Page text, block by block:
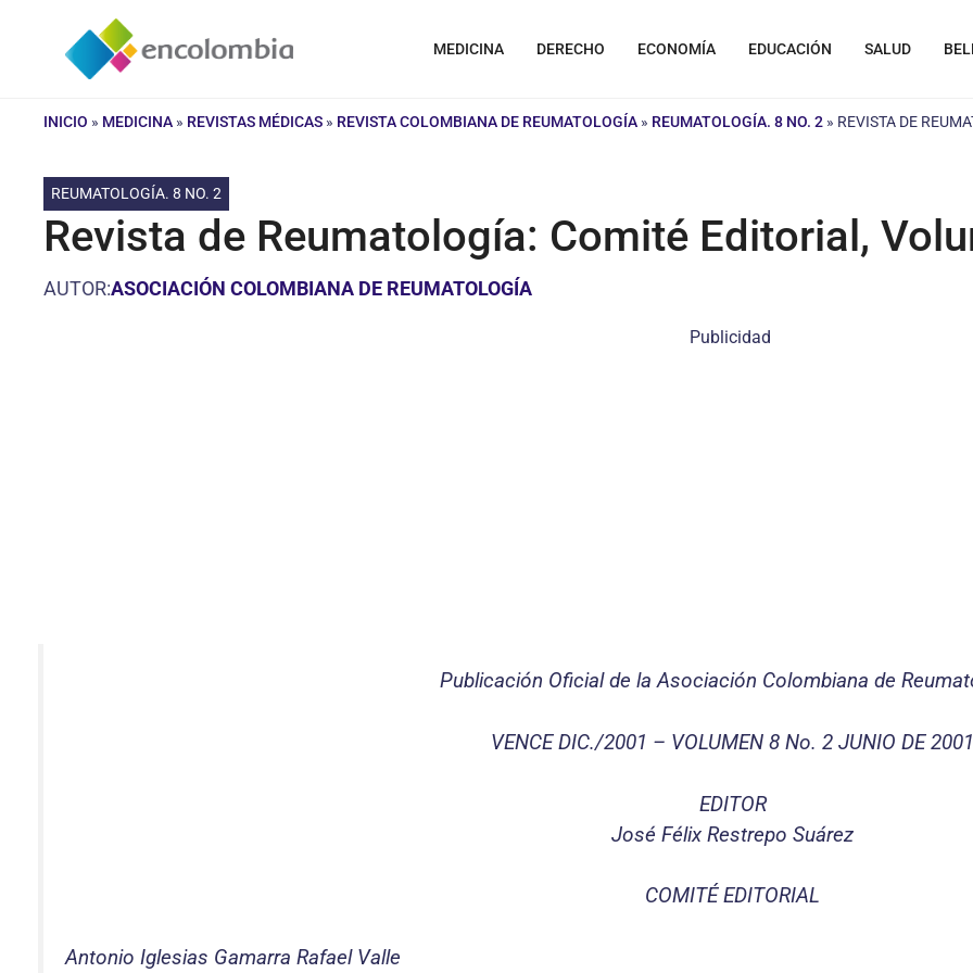
contenido
MEDICINA DERECHO ECONOMÍA EDUCACIÓN SALUD
INICIO » MEDICINA » REVISTAS MÉDICAS » REVISTA COLOMBIANA DE REUMATOLOGÍA » REUMATOLOGÍA. 8 NO. 2 » REVISTA DE
REUMATOLOGÍA. 8 NO. 2
Revista de Reumatología: Comité Editorial,
AUTOR:ASOCIACIÓN COLOMBIANA DE REUMATOLOGÍA
Publicidad
Publicación Oficial de la Asociación Colombiana de
VENCE DIC./2001 – VOLUMEN 8 No. 2 JUNIO DE 2001
EDITOR
José Félix Restrepo Suárez
COMITÉ EDITORIAL
Antonio Iglesias Gamarra Rafael Valle